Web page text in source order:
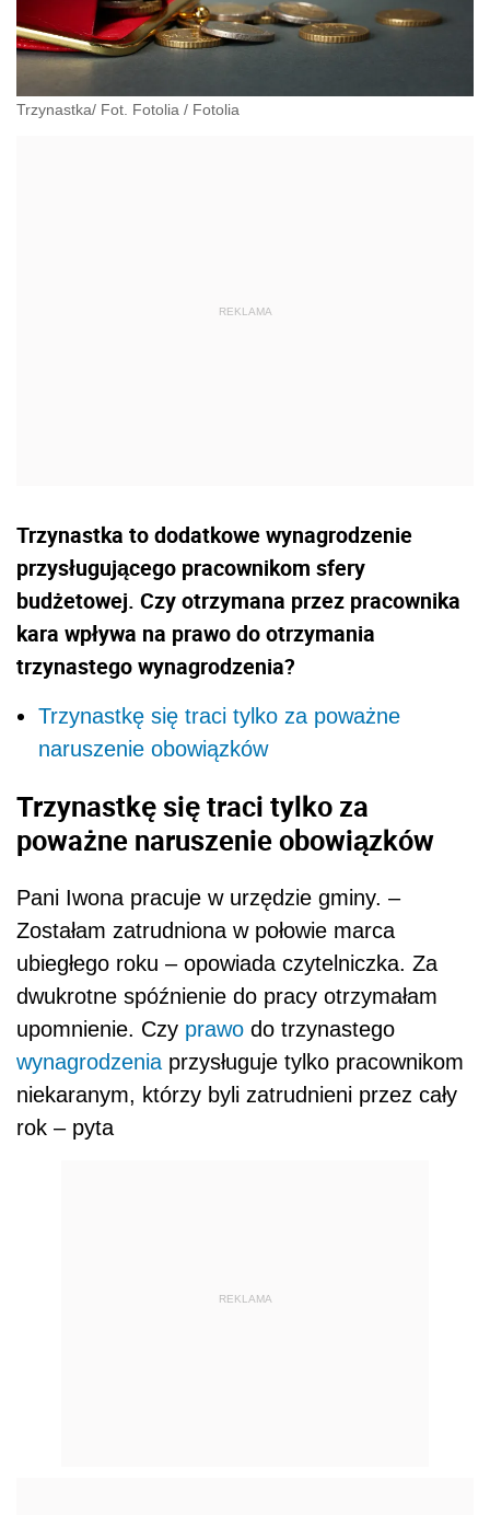
Trzynastka/ Fot. Fotolia / Fotolia
Trzynastka to dodatkowe wynagrodzenie
przysługującego pracownikom sfery
budżetowej. Czy otrzymana przez pracownika
kara wpływa na prawo do otrzymania
trzynastego wynagrodzenia?
Trzynastkę się traci tylko za poważne
naruszenie obowiązków
Trzynastkę się traci tylko za
poważne naruszenie obowiązków
Pani Iwona pracuje w urzędzie gminy. –
Zostałam zatrudniona w połowie marca
ubiegłego roku – opowiada czytelniczka. Za
dwukrotne spóźnienie do pracy otrzymałam
upomnienie. Czy prawo do trzynastego
wynagrodzenia przysługuje tylko pracownikom
niekaranym, którzy byli zatrudnieni przez cały
rok – pyta
REKLAMA